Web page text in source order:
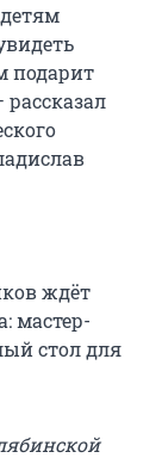
подарит
ждёт
мастер-
стол для